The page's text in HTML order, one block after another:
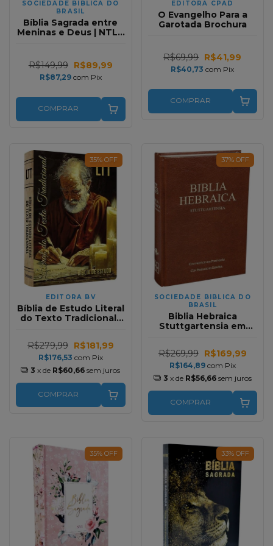
SOCIEDADE BIBLICA DO
BRASIL
Bíblia Sagrada entre
Meninas e Deus | NTLH
R$149,99 R$89,99
R$87,29 com Pix
COMPRAR
EDITORA CPAD
O Evangelho Para a
Garotada Brochura
R$69,99 R$41,99
R$40,73com Pix
COMPRAR
35% OFF
EDITORA BV
Bíblia de Estudo Literal
do Texto Tradicional |
R$279,99 R$181,99
R$176,53 com Pix
3 x de R$60,66 sem juros
COMPRAR
37% OFF
SOCIEDADE BIBLICA DO
BRASIL
Biblia Hebraica
Stuttgartensia em
Portugues
R$269,99 R$169,99
R$164,89 com Pix
3 x de R$56,66 sem juros
COMPRAR
35% OFF 33% OFF